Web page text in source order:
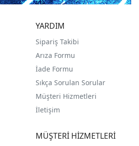
YARDIM
Sipariş Takibi
Arıza Formu
İade Formu
Sıkça Sorulan Sorular
Müşteri Hizmetleri
İletişim
MÜŞTERİ HİZMETLERİ